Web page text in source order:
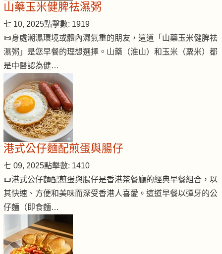
山藥玉米健脾祛濕粥
七 10, 2025點擊數: 1919
📜身處潮濕環境或體內濕氣重的朋友，這道「山藥玉米健脾祛
濕粥」是您早餐的理想選擇。山藥（淮山）和玉米（粟米）都
是中醫認為健…
港式公仔麵配煎蛋與腸仔
七 09, 2025點擊數: 1410
📜港式公仔麵配煎蛋與腸仔是香港茶餐廳的經典早餐組合，以
其快速、方便和美味而深受香港人喜愛。這道早餐以彈牙的公
仔麵（即食麵…